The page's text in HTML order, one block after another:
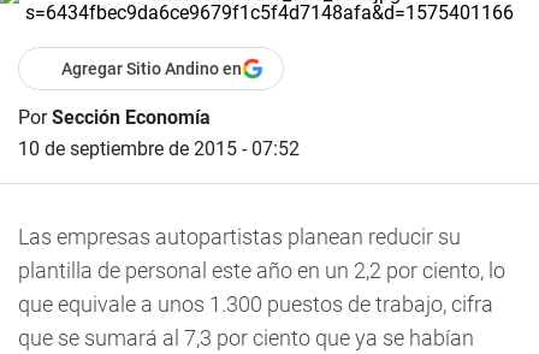
Agregar Sitio Andino en
PorSección Economía
10 de septiembre de 2015 - 07:52
Las empresas autopartistas planean reducir su
plantilla de personal este año en un 2,2 por ciento, lo
que equivale a unos 1.300 puestos de trabajo, cifra
que se sumará al 7,3 por ciento que ya se habían